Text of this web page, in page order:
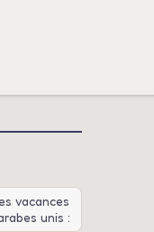
vacances
unis :